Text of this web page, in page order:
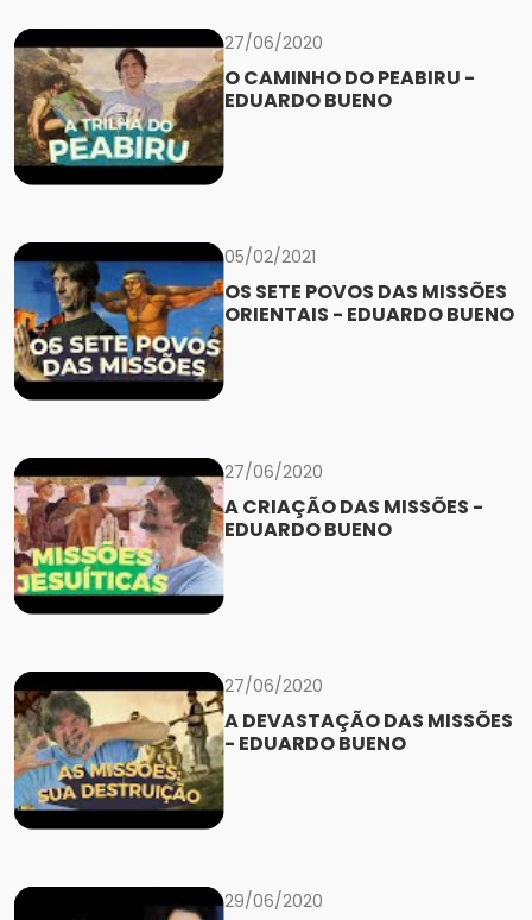
27/06/2020
O CAMINHO DO PEABIRU -
EDUARDO BUENO
05/02/2021
OS SETE POVOS DAS MISSÕES
ORIENTAIS - EDUARDO BUENO
27/06/2020
A CRIAÇÃO DAS MISSÕES -
EDUARDO BUENO
27/06/2020
A DEVASTAÇÃO DAS MISSÕES
- EDUARDO BUENO
29/06/2020